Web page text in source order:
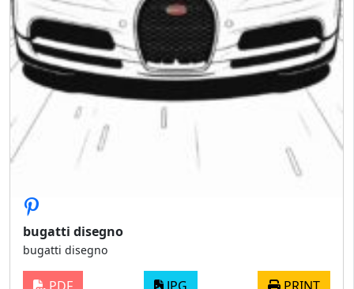
bugatti disegno
bugatti disegno